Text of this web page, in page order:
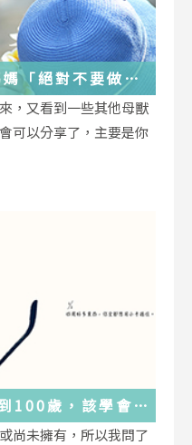
「絕對不要做」
，又看到一些其他母獸
可以分享了，主要是你
100歲，該學會
活的小事裡了
尚未擁有，所以我問了